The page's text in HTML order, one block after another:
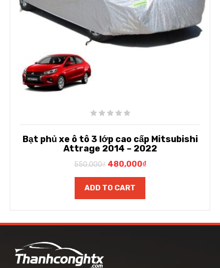
Bạt phủ xe ô tô 3 lớp cao cấp Mitsubishi
Attrage 2014 – 2022
550,000₫ 480,000₫
ADD TO CART